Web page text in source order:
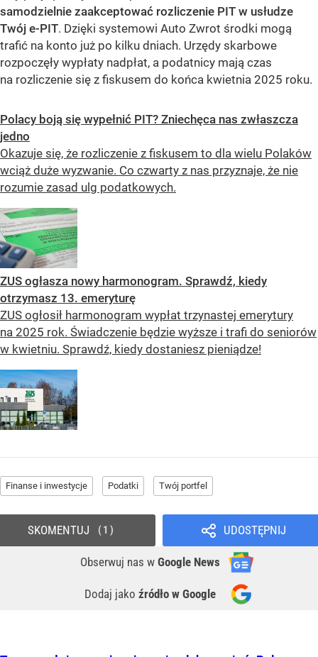
samodzielnie zaakceptować rozliczenie PIT w usłudze
Twój e-PIT. Dzięki systemowi Auto Zwrot środki mogą
trafić na konto już po kilku dniach. Urzędy skarbowe
rozpoczęły wypłaty nadpłat, a podatnicy mają czas
na rozliczenie się z fiskusem do końca kwietnia 2025 roku.
Polacy boją się wypełnić PIT? Zniechęca nas zwłaszcza
jedno
Okazuje się, że rozliczenie z fiskusem to dla wielu Polaków
wciąż duże wyzwanie. Co czwarty z nas przyznaje, że nie
rozumie zasad ulg podatkowych.
ZUS ogłasza nowy harmonogram. Sprawdź, kiedy
otrzymasz 13. emeryturę
ZUS ogłosił harmonogram wypłat trzynastej emerytury
na 2025 rok. Świadczenie będzie wyższe i trafi do seniorów
w kwietniu. Sprawdź, kiedy dostaniesz pieniądze!
Finanse i inwestycje Podatki Twój portfel
UDOSTĘPNIJ
Obserwuj nas w Google News
Dodaj jako źródło w Google
SKOMENTUJ 1